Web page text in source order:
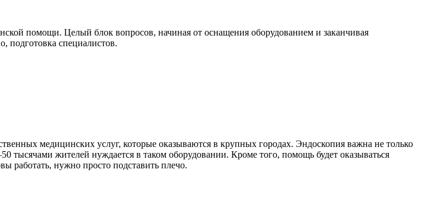
помощи. Целый блок вопросов, начиная от оснащения оборудованием и заканчивая
подготовка специалистов.
медицинских услуг, которые оказываются в крупных городах. Эндоскопия важна не только
тысячами жителей нуждается в таком оборудовании. Кроме того, помощь будет оказываться
работать, нужно просто подставить плечо.